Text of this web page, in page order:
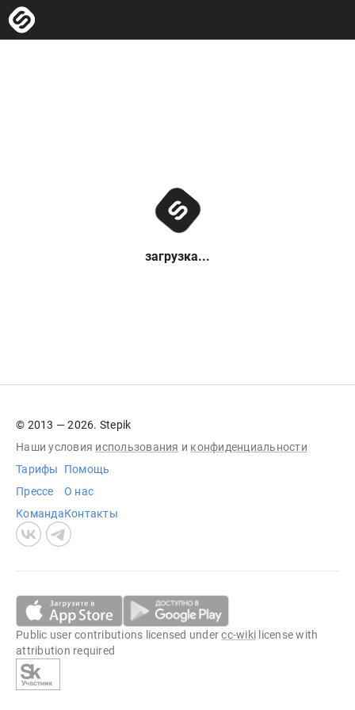
загрузка...
© 2013 — 2026. Stepik
Наши условия использования и конфиденциальности
Тарифы
Прессе
Команда
Помощь
О нас
Контакты
Public user contributions licensed undercc-wiki license with
attribution required